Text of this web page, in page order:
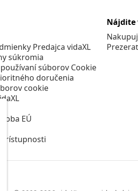
Predajca vidaXL
súkromia
súborov Cookie
doručenia
cookie
EÚ
Nájdite